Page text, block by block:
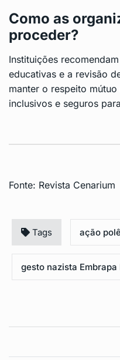
Como as
proceder?
Instituições
educativas e a revisão
manter o respeito
inclusivos e seguros
Fonte: Revista Cenarium
Tags ação
gesto nazista Embrapa